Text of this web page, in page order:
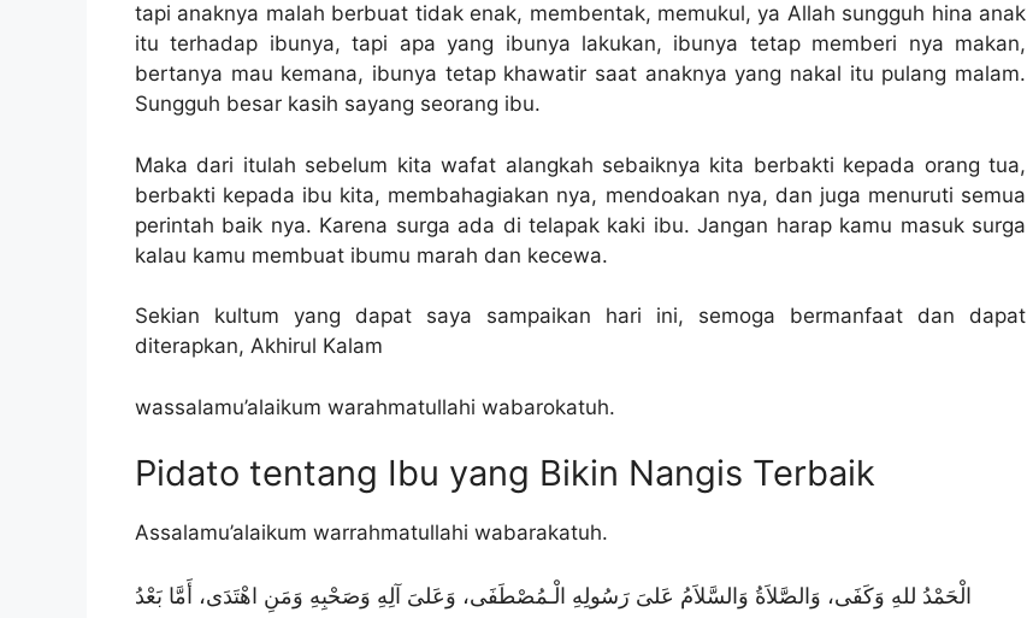
tapi anaknya malah berbuat tidak enak, membentak, memukul, ya Allah sungguh hina anak
itu terhadap ibunya, tapi apa yang ibunya lakukan, ibunya tetap memberi nya makan,
bertanya mau kemana, ibunya tetap khawatir saat anaknya yang nakal itu pulang malam.
Sungguh besar kasih sayang seorang ibu.
Maka dari itulah sebelum kita wafat alangkah sebaiknya kita berbakti kepada orang tua,
berbakti kepada ibu kita, membahagiakan nya, mendoakan nya, dan juga menuruti semua
perintah baik nya. Karena surga ada di telapak kaki ibu. Jangan harap kamu masuk surga
kalau kamu membuat ibumu marah dan kecewa.
Sekian kultum yang dapat saya sampaikan hari ini, semoga bermanfaat dan dapat
diterapkan, Akhirul Kalam
wassalamu’alaikum warahmatullahi wabarokatuh.
Pidato tentang Ibu yang Bikin Nangis Terbaik
Assalamu’alaikum warrahmatullahi wabarakatuh.
الْحَمْدُ للهِ وَكَفَى، وَالصَّلاَةُ وَالسَّلاَمُ عَلىَ رَسُولِهِ الْـمُصْطَفَى، وَعَلىَ آلِهِ وَصَحْبِهِ وَمَنِ اهْتَدَى، أَمَّا بَعْدُ